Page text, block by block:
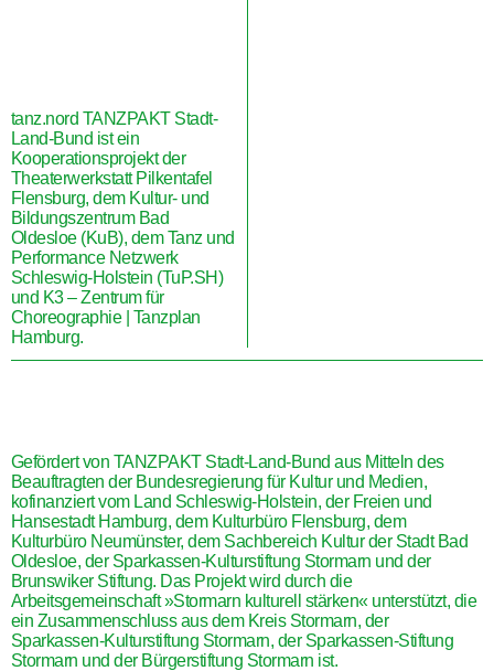
tanz.nord TANZPAKT Stadt-
Land-Bund ist ein
Kooperationsprojekt der
Theaterwerkstatt Pilkentafel
Flensburg, dem Kultur- und
Bildungszentrum Bad
Oldesloe (KuB), dem Tanz und
Performance Netzwerk
Schleswig-Holstein (TuP.SH)
und K3 – Zentrum für
Choreographie | Tanzplan
Hamburg.
Gefördert von TANZPAKT Stadt-Land-Bund aus Mitteln des
Beauftragten der Bundesregierung für Kultur und Medien,
kofinanziert vom Land Schleswig-Holstein, der Freien und
Hansestadt Hamburg, dem Kulturbüro Flensburg, dem
Kulturbüro Neumünster, dem Sachbereich Kultur der Stadt Bad
Oldesloe, der Sparkassen-Kulturstiftung Stormarn und der
Brunswiker Stiftung. Das Projekt wird durch die
Arbeitsgemeinschaft »Stormarn kulturell stärken« unterstützt, die
ein Zusammenschluss aus dem Kreis Stormarn, der
Sparkassen-Kulturstiftung Stormarn, der Sparkassen-Stiftung
Stormarn und der Bürgerstiftung Stormarn ist.